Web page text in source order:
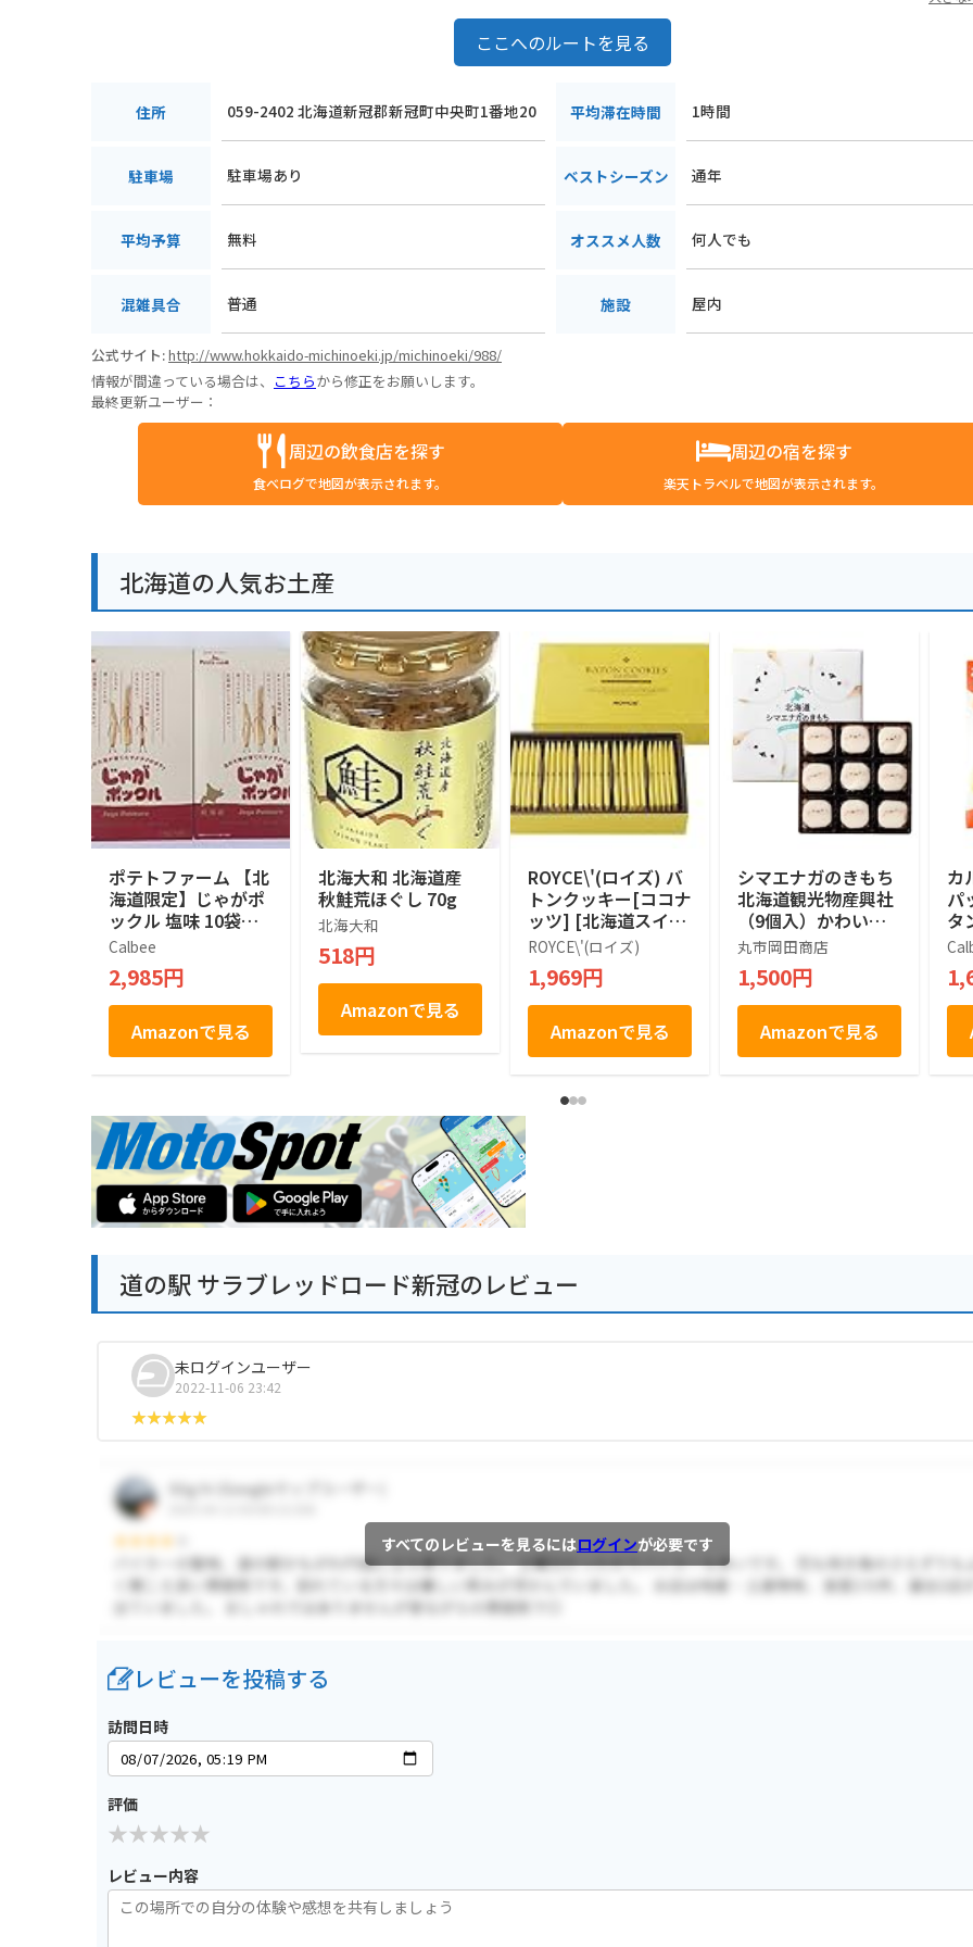
ここへのルートを見る
住所 059-2402 北海道新冠郡新冠町中央町1番地20 平均滞在時間 1時間
駐車場 駐車場あり ベストシーズン 通年
平均予算 無料 オススメ人数 何人でも
混雑具合 普通 施設 屋内
公式サイト:http://www.hokkaido-michinoeki.jp/michinoeki/988/
情報が間違っている場合は、 こちらから修正をお願いします。
最終更新ユーザー：
周辺の飲食店を探す
食べログで地図が表示されます。
周辺の宿を探す
楽天トラベルで地図が表示されます。
北海道の人気お土産
ポテトファーム 【北
海道限定】じゃがポ
ックル 塩味 10袋入
×２箱
Calbee
2,985円
Amazonで見る
北海大和 北海道産
秋鮭荒ほぐし 70g
北海大和
518円
Amazonで見る
ROYCE\'(ロイズ) バ
トンクッキー[ココナ
ッツ] [北海道スイー
ツ] 25個 (x 1)
ROYCE\'(ロイズ)
1,969円
Amazonで見る
シマエナガのきもち
北海道観光物産興社
（9個入）かわいい
シマエナガ (1箱)
丸市岡田商店
1,500円
Amazonで見る
カ
パ
タ
袋
道の駅 サラブレッドロード新冠のレビュー
未ログインユーザー
2022-11-06 23:42
すべてのレビューを見るにはログインが必要です
レビューを投稿する
訪問日時
評価
レビュー内容